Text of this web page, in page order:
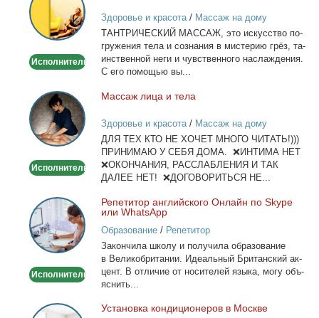
массаж
Исполнитель
Здоровье и красота/ Массаж на дому
ТАНТРИЧЕСКИЙ МАССАЖ, это ис­кус­ство по­
гру­же­ния те­ла и со­зна­ния в ми­сте­рию грёз, та­
ин­ствен­ной неги и чув­ствен­но­го на­сла­жде­ния.
С его по­мо­щью вы...
Массаж
лица
и
тела
Исполнитель
Мас­саж ли­ца и те­ла
Здоровье и красота/ Массаж на дому
ДЛЯ ТЕХ КТО НЕ ХОЧЕТ МНОГО ЧИТАТЬ!)))
ПРИНИМАЮ У СЕБЯ ДОМА. ❌ИНТИМА НЕТ
❌ОКОНЧАНИЯ, РАССЛАБЛЕНИЯ И ТАК
ДАЛЕЕ НЕТ! ❌ДОГОВОРИТЬСЯ НЕ...
Репетитор
английского
Онлайн
по
или
Исполнитель
Ре­пе­ти­тор ан­глий­ско­го Он­лайн по Skype
или WhatsApp
Образование/ Репетитор
За­кон­чи­ла шко­лу и по­лу­чи­ла об­ра­зо­ва­ние
в Ве­ли­ко­бри­та­нии. Иде­аль­ный Бри­тан­ский ак­
цент. В от­ли­чие от но­си­те­лей язы­ка, мо­гу объ­
яс­нить...
Установка
Уста­нов­ка кон­ди­ци­о­не­ров в Москве